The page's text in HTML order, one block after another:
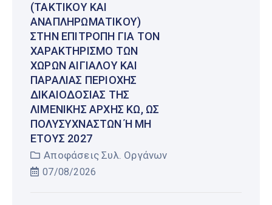
(ΤΑΚΤΙΚΟΎ ΚΑΙ
ΑΝΑΠΛΗΡΩΜΑΤΙΚΟΎ)
ΣΤΗΝ ΕΠΙΤΡΟΠΉ ΓΙΑ ΤΟΝ
ΧΑΡΑΚΤΗΡΙΣΜΌ ΤΩΝ
ΧΏΡΩΝ ΑΙΓΙΑΛΟΎ ΚΑΙ
ΠΑΡΑΛΊΑΣ ΠΕΡΙΟΧΉΣ
ΔΙΚΑΙΟΔΟΣΊΑΣ ΤΗΣ
ΛΙΜΕΝΙΚΉΣ ΑΡΧΉΣ ΚΩ, ΩΣ
ΠΟΛΥΣΎΧΝΑΣΤΩΝ Ή ΜΗ Έ
ΤΟΥΣ 2027
Αποφάσεις Συλ. Οργάνων
07/08/2026